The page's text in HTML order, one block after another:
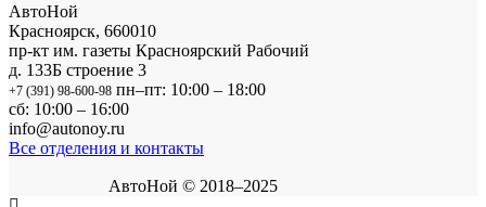
АвтоНой
Красноярск, 660010
пр-кт им. газеты Красноярский Рабочий
д. 133Б строение 3
+7 (391) 98-600-98 пн–пт: 10:00 – 18:00
сб: 10:00 – 16:00
info@autonoy.ru
Все отделения и контакты
АвтоНой © 2018–2025